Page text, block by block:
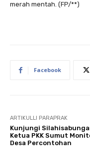
merah mentah. (FP/**)
Facebook
ARTIKULLI PARAPRAK
Kunjungi
Ketua PKK Sumut
Desa Percontohan